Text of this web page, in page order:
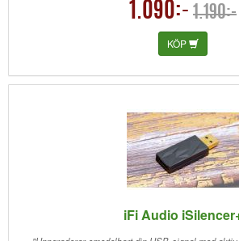
1.090:- 1.190:-
KÖP
iFi Audio